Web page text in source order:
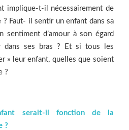
implique-t-il nécessairement de
? Faut- il sentir un enfant dans sa
sentiment d’amour à son égard
dans ses bras ? Et si tous les
» leur enfant, quelles que soient
?
serait-il fonction de la
?